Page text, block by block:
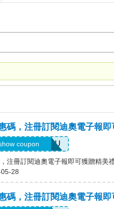
碼，注冊訂閱迪奧電子報
WELCOMEYOU
coupon
注冊訂閱迪奧電子報即可獲贈精美
28
碼，注冊訂閱迪奧電子報